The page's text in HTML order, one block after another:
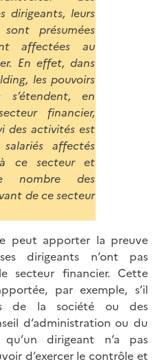
dirigeants, leurs
sont présumées
affectées au
En effet, dans
les pouvoirs
s’étendent, en
financier,
des activités est
affectés
à ce secteur et
nombre des
de ce secteur
peut apporter la preuve
dirigeants n’ont pas
secteur financier. Cette
par exemple, s’il
de la société ou des
d’administration ou du
dirigeant n’a pas
d’exercer le contrôle et